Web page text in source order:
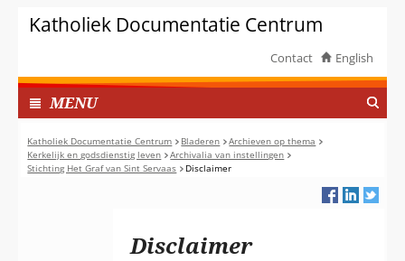
van
cookies
deze
website
worden
toegestaan
of
geweigerd.
inhoudKatholiek Documentatie Centrum
Contact English
MENUI
N
G
E
K
Katholiek Documentatie Centrum Bladeren
Archieven op thema
Kerkelijk en godsdienstig leven
Archivalia van instellingen
Stichting Het Graf van Sint Servaas
Disclaimer
Disclaimer